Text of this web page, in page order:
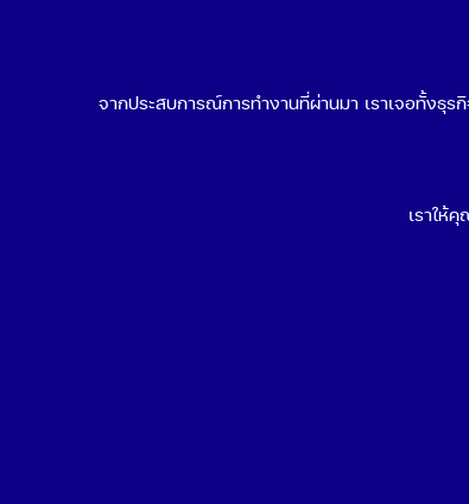
จากประสบการณ์การทำงานที่ผ่านมา เราเจอทั้งธุร
เราให้